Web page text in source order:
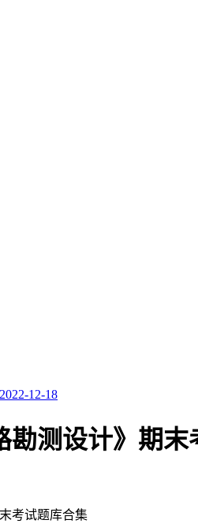
2022-12-18
勘测设计》期末
考试题库合集